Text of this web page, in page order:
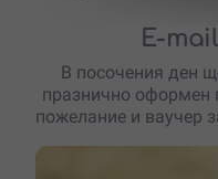
E-
В посочения ден
празнично оформен
пожелание и ваучер